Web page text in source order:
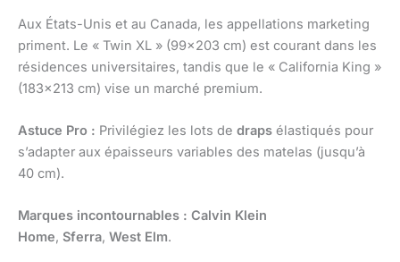
Aux États-Unis et au Canada, les appellations marketing
priment. Le « Twin XL » (99×203 cm) est courant dans les
résidences universitaires, tandis que le « California King »
(183×213 cm) vise un marché premium.
Astuce Pro : Privilégiez les lots de draps élastiqués pour
s’adapter aux épaisseurs variables des matelas (jusqu’à
40 cm).
Marques incontournables : Calvin Klein
Home, Sferra, West Elm.